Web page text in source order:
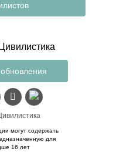
могут содержать
для
16 лет